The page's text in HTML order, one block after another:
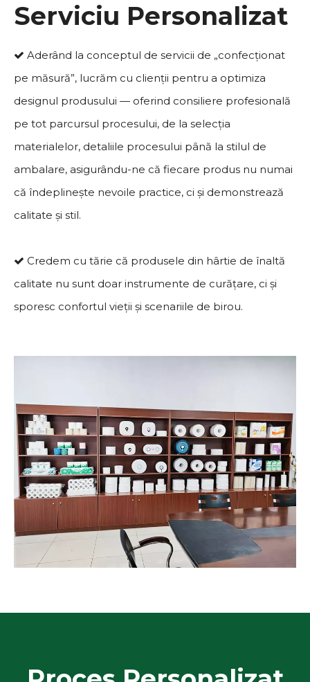
Serviciu Personalizat
 Aderând la conceptul de servicii de „confecționat
pe măsură”, lucrăm cu clienții pentru a optimiza
designul produsului — oferind consiliere profesională
pe tot parcursul procesului, de la selecția
materialelor, detaliile procesului până la stilul de
ambalare, asigurându-ne că fiecare produs nu numai
că îndeplinește nevoile practice, ci și demonstrează
calitate și stil.
 Credem cu tărie că produsele din hârtie de înaltă
calitate nu sunt doar instrumente de curățare, ci și
sporesc confortul vieții și scenariile de birou.